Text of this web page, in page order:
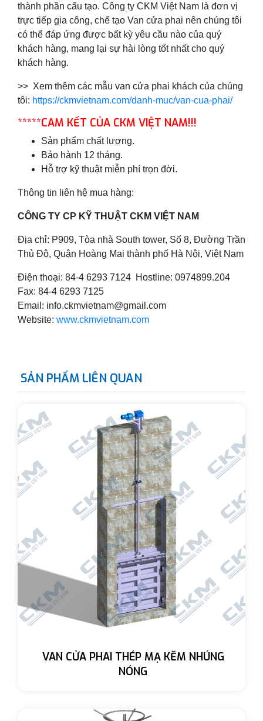
thành phần cấu tạo. Công ty CKM Việt Nam là đơn vị
trực tiếp gia công, chế tạo Van cửa phai nên chúng tôi
có thể đáp ứng được bất kỳ yêu cầu nào của quý
khách hàng, mang lại sự hài lòng tốt nhất cho quý
khách hàng.
>> Xem thêm các mẫu van cửa phai khách của chúng
tôi: https://ckmvietnam.com/danh-muc/van-cua-phai/
*****CAM KẾT CỦA CKM VIỆT NAM!!!
Sản phẩm chất lượng.
Bảo hành 12 tháng.
Hỗ trợ kỹ thuật miễn phí trọn đời.
Thông tin liên hệ mua hàng:
CÔNG TY CP KỸ THUẬT CKM VIỆT NAM
Địa chỉ: P909, Tòa nhà South tower, Số 8, Đường Trần
Thủ Độ, Quận Hoàng Mai thành phố Hà Nội, Việt Nam
Điện thoại: 84-4 6293 7124 Hostline: 0974899.204
Fax: 84-4 6293 7125
Email: info.ckmvietnam@gmail.com
Website: www.ckmvietnam.com
SẢN PHẨM LIÊN QUAN
VAN CỬA PHAI THÉP MẠ KẼM NHÚNG
NÓNG